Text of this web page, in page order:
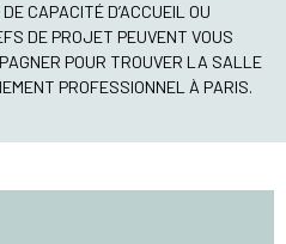
CAPACITÉ D’ACCUEIL OU
DE PROJET PEUVENT VOUS
POUR TROUVER LA SALLE
PROFESSIONNEL À PARIS.